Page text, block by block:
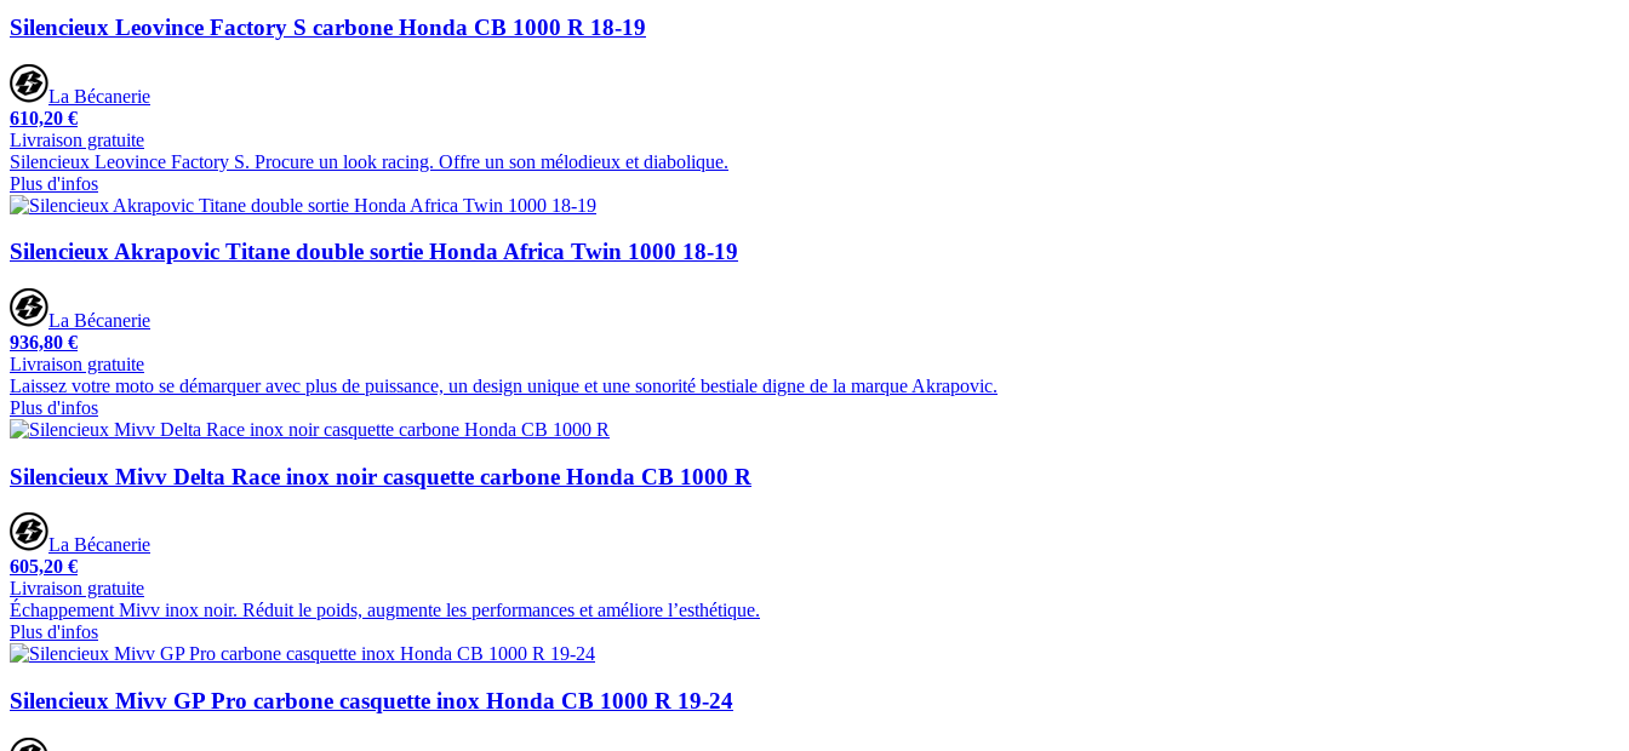
Silencieux Leovince Factory S carbone Honda CB 1000 R 18-19
La Bécanerie
610,20 €
Livraison gratuite
Silencieux Leovince Factory S. Procure un look racing. Offre un son mélodieux et diabolique.
Plus d'infos
Silencieux Akrapovic Titane double sortie Honda Africa Twin 1000 18-19
La Bécanerie
936,80 €
Livraison gratuite
Laissez votre moto se démarquer avec plus de puissance, un design unique et une sonorité bestiale digne de la marque Akrapovic.
Plus d'infos
Silencieux Mivv Delta Race inox noir casquette carbone Honda CB 1000 R
La Bécanerie
605,20 €
Livraison gratuite
Échappement Mivv inox noir. Réduit le poids, augmente les performances et améliore l’esthétique.
Plus d'infos
Silencieux Mivv GP Pro carbone casquette inox Honda CB 1000 R 19-24